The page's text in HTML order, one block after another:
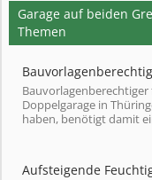
Garage auf beiden
Themen
Bauvorlagenberechtiger
Doppelgarage in
haben, benötigt damit
Aufsteigende